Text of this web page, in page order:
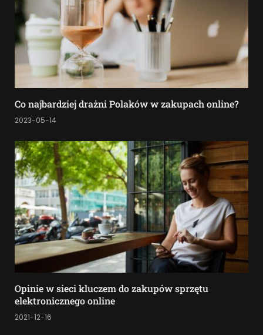
Co najbardziej drażni Polaków w zakupach online?
2023-05-14
Opinie w sieci kluczem do zakupów sprzętu
elektronicznego online
2021-12-16